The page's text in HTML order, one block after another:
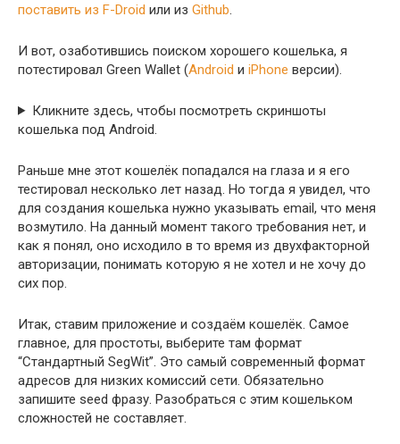
поставить из F-Droid или из Github.
И вот, озаботившись поиском хорошего кошелька, я
потестировал Green Wallet (Android и iPhone версии).
Кликните здесь, чтобы посмотреть скриншоты
кошелька под Android.
Раньше мне этот кошелёк попадался на глаза и я его
тестировал несколько лет назад. Но тогда я увидел, что
для создания кошелька нужно указывать email, что меня
возмутило. На данный момент такого требования нет, и
как я понял, оно исходило в то время из двухфакторной
авторизации, понимать которую я не хотел и не хочу до
сих пор.
Итак, ставим приложение и создаём кошелёк. Самое
главное, для простоты, выберите там формат
“Стандартный SegWit”. Это самый современный формат
адресов для низких комиссий сети. Обязательно
запишите seed фразу. Разобраться с этим кошельком
сложностей не составляет.